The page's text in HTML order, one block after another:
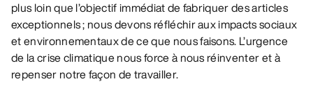
plus loin que l’objectif immédiat de fabriquer des articles
exceptionnels ; nous devons réfléchir aux impacts sociaux
et environnementaux de ce que nous faisons. L’urgence
de la crise climatique nous force à nous réinventer et à
repenser notre façon de travailler.